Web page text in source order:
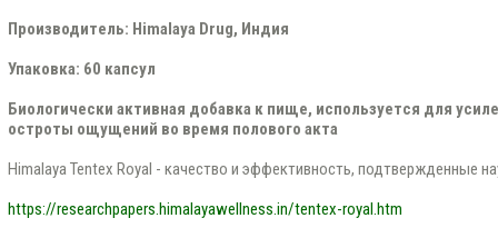
Производитель: Himalaya Drug, Индия
Упаковка: 60 капсул
Биологически активная добавка к пище, используется для
остроты ощущений во время полового акта
Himalaya Tentex Royal - качество и эффективность, подтвержденные
https://researchpapers.himalayawellness.in/tentex-royal.htm